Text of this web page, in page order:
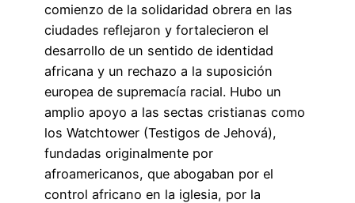
comienzo de la solidaridad obrera en las
ciudades reflejaron y fortalecieron el
desarrollo de un sentido de identidad
africana y un rechazo a la suposición
europea de supremacía racial. Hubo un
amplio apoyo a las sectas cristianas como
los Watchtower (Testigos de Jehová),
fundadas originalmente por
afroamericanos, que abogaban por el
control africano en la iglesia, por la